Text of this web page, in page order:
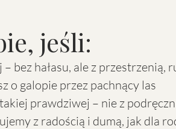
jeśli:
bez hałasu, ale z przestrzenią,
o galopie przez pachnący las
prawdziwej – nie z
z radością i dumą, jak dla